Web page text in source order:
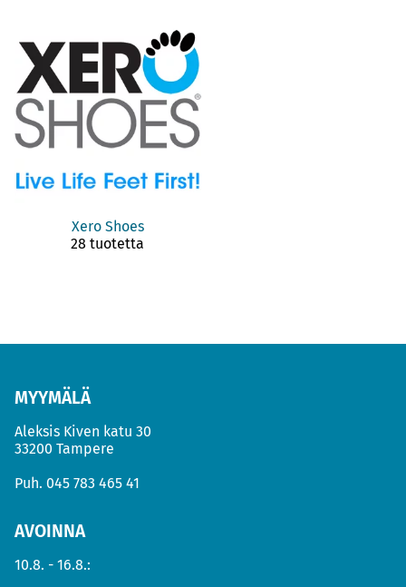
Xero Shoes
28 tuotetta
MYYMÄLÄ
Aleksis Kiven katu 30
33200 Tampere
Puh. 045 783 465 41
AVOINNA
10.8. - 16.8.: